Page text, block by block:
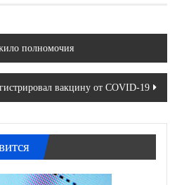
полномочия
вакцину от COVID-19